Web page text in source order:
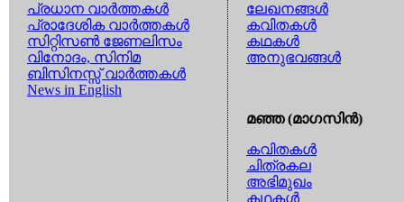
പ്രധാന വാര്‍ത്തകള്‍
പ്രാദേശിക വാര്‍ത്തകള്‍
സിറ്റിസണ്‍ ജേണലിസം
വിനോദം, സിനിമ
ബിസിനസ്സ് വാര്‍ത്തകള്‍
News in English
ലേഖനങ്ങള്‍
കവിതകള്‍
കഥകള്‍
അനുഭവങ്ങള്‍
മഞ്ഞ (മാഗസിന്‍)
കവിതകള്‍
ചിത്രകല
അഭിമുഖം
കഥകള്‍